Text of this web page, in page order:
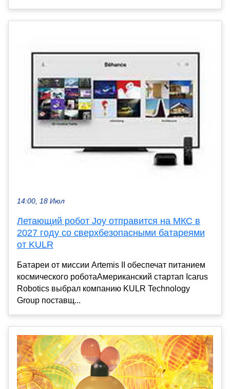
14:00, 18 Июл
Летающий робот Joy отправится на МКС в
2027 году со сверхбезопасными батареями
от KULR
Батареи от миссии Artemis II обеспечат питанием
космического роботаАмериканский стартап Icarus
Robotics выбрал компанию KULR Technology
Group поставщ...